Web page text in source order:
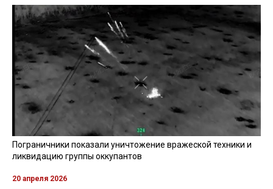
Пограничники показали уничтожение вражеской техники и
ликвидацию группы оккупантов
20 апреля 2026